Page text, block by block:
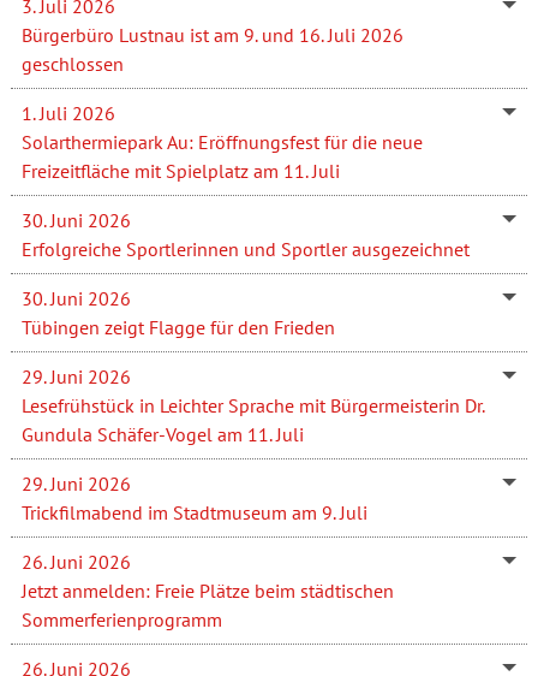
3. Juli 2026
Bürgerbüro Lustnau ist am 9. und 16. Juli 2026
geschlossen
1. Juli 2026
Solarthermiepark Au: Eröffnungsfest für die neue
Freizeitfläche mit Spielplatz am 11. Juli
30. Juni 2026
Erfolgreiche Sportlerinnen und Sportler ausgezeichnet
30. Juni 2026
Tübingen zeigt Flagge für den Frieden
29. Juni 2026
Lesefrühstück in Leichter Sprache mit Bürgermeisterin Dr.
Gundula Schäfer-Vogel am 11. Juli
29. Juni 2026
Trickfilmabend im Stadtmuseum am 9. Juli
26. Juni 2026
Jetzt anmelden: Freie Plätze beim städtischen
Sommerferienprogramm
26. Juni 2026